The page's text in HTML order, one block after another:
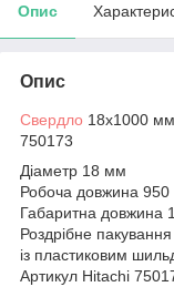
Опис
Опис
Свердло 18х1000
750173
Діаметр 18 мм
Робоча довжина
Габаритна довжина
Роздрібне
із пластиковим
Артикул Hitachi